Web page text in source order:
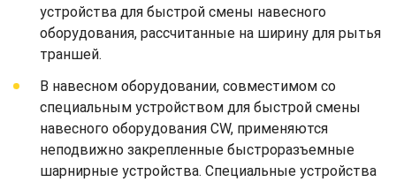
устройства для быстрой смены навесного
оборудования, рассчитанные на ширину для рытья
траншей.
В навесном оборудовании, совместимом со
специальным устройством для быстрой смены
навесного оборудования CW, применяются
неподвижно закрепленные быстроразъемные
шарнирные устройства. Специальные устройства